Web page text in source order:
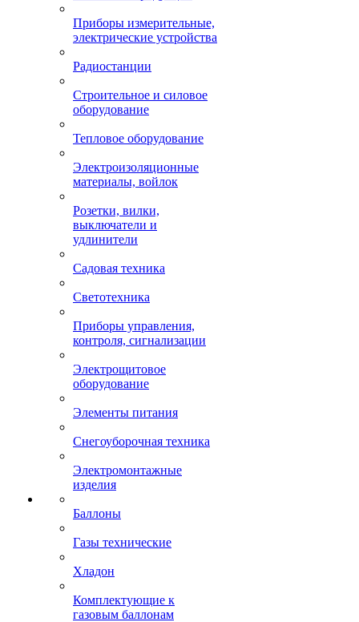
Приборы измерительные,
электрические устройства
Радиостанции
Строительное и силовое
оборудование
Тепловое оборудование
Электроизоляционные
материалы, войлок
Розетки, вилки,
выключатели и
удлинители
Садовая техника
Светотехника
Приборы управления,
контроля, сигнализации
Электрощитовое
оборудование
Элементы питания
Снегоуборочная техника
Электромонтажные
изделия
Баллоны
Газы технические
Хладон
Комплектующие к
газовым баллонам